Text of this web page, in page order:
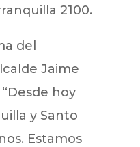
2100.
del
Jaime
hoy
y Santo
Estamos